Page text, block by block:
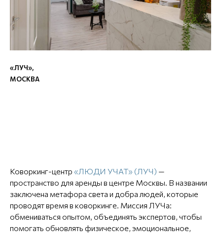
«ЛУЧ»,
МОСКВА
Коворкинг-центр «ЛЮДИ УЧАТ» (ЛУЧ) —
пространство для аренды в центре Москвы. В названии
заключена метафора света и добра людей, которые
проводят время в коворкинге. Миссия ЛУЧа:
обмениваться опытом, объединять экспертов, чтобы
помогать обновлять физическое, эмоциональное,